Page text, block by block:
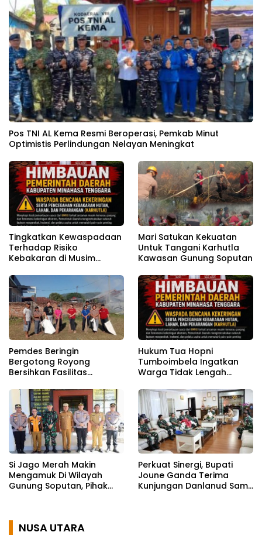
Pos TNI AL Kema Resmi Beroperasi, Pemkab Minut
Optimistis Perlindungan Nelayan Meningkat
Tingkatkan Kewaspadaan
Terhadap Risiko
Kebakaran di Musim
Mari Satukan Kekuatan
Untuk Tangani Karhutla
Kawasan Gunung Soputan
Pemdes Beringin
Bergotong Royong
Bersihkan Fasilitas
81
Hukum Tua Hopni
Tumboimbela Ingatkan
Warga Tidak Lengah
Si Jago Merah Makin
Mengamuk Di Wilayah
Gunung Soputan, Pihak
Perkuat Sinergi, Bupati
Joune Ganda Terima
Kunjungan Danlanud Sam
NUSA UTARA